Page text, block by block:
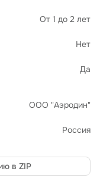
От 1 до 2 лет
Нет
Да
ООО "Аэродин"
Россия
в ZIP